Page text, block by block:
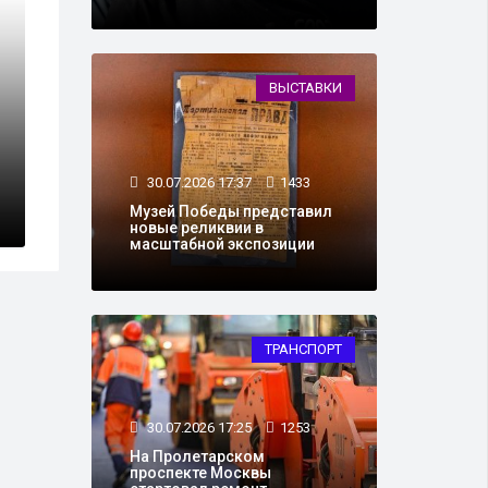
G7 в
Ангелу
ВЫСТАВКИ
30.07.2026 17:37 1433
Музей Победы представил
новые реликвии в
масштабной экспозиции
ТРАНСПОРТ
30.07.2026 17:25 1253
На Пролетарском
проспекте Москвы